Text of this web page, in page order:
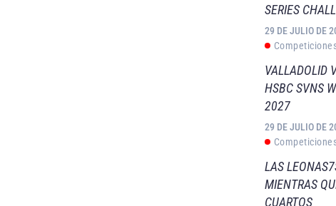
SERIES
29 DE JULIO DE
VALLADOLID
HSBC SVNS
2027
29 DE JULIO DE
LAS
MIENTRAS
CUARTOS